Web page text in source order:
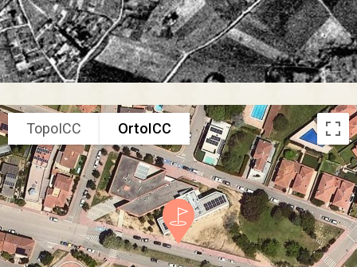
TopoICC OrtoICC